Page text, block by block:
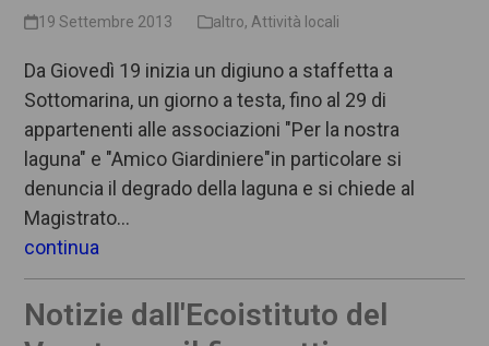
19 Settembre 2013 altro, Attività locali
Da Giovedì 19 inizia un digiuno a staffetta a
Sottomarina, un giorno a testa, fino al 29 di
appartenenti alle associazioni "Per la nostra
laguna" e "Amico Giardiniere"in particolare si
denuncia il degrado della laguna e si chiede al
Magistrato…
continua
Notizie dall'Ecoistituto del